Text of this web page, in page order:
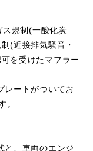
規制(一酸化炭
(近接排気騒音・
を受けたマフラー
レートがついてお
。
と、車両のエンジ